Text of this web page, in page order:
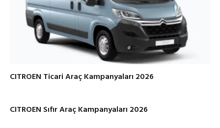
CITROEN Ticari Araç Kampanyaları 2026
CITROEN Sıfır Araç Kampanyaları 2026